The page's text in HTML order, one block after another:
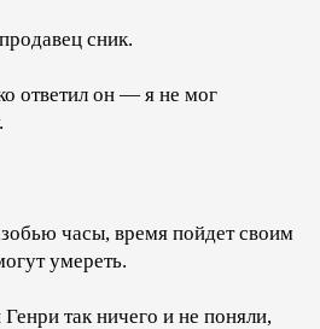
сник.
ответил он — я не мог
часы, время пойдет своим
умереть.
так ничего и не поняли,